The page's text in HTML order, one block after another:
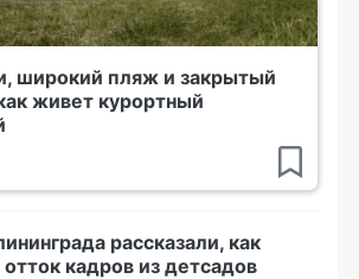
широкий пляж и закрытый
живет курортный
рассказали, как
кадров из детсадов